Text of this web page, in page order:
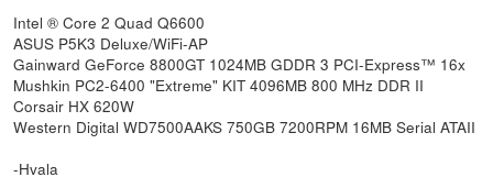
Intel ® Core 2 Quad Q6600
ASUS P5K3 Deluxe/WiFi-AP
Gainward GeForce 8800GT 1024MB GDDR 3 PCI-Express™ 16x
Mushkin PC2-6400 "Extreme" KIT 4096MB 800 MHz DDR II
Corsair HX 620W
Western Digital WD7500AAKS 750GB 7200RPM 16MB Serial ATAII
-Hvala